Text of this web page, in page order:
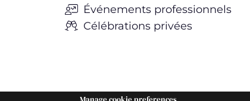
Événements professionnels
Célébrations privées